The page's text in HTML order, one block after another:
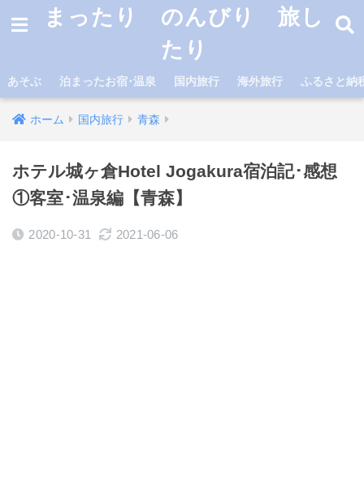
まったり のんびり 旅し
たり
あそぶ 泊まったお宿･温泉 国内旅行 海外旅行 ふるさと納
ホーム 国内旅行 青森
ホテル城ヶ倉Hotel Jogakura宿泊記･感想
①客室･温泉編【青森】
2020-10-31 2021-06-06